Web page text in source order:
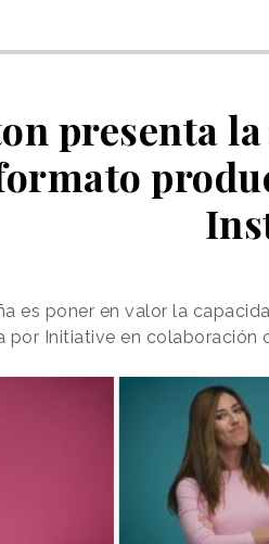
presenta
es poner en valor la
por Initiative en colaboración